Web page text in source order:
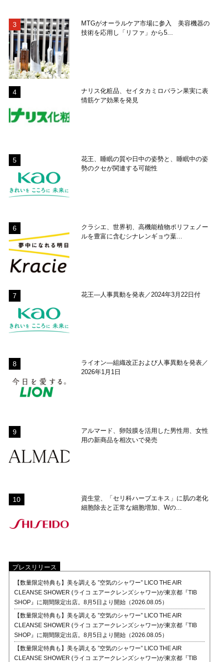
MTGがオーラルケア市場に参入 美容機器の
技術を応用し「リファ」から5...
ナリス化粧品、セイタカミロバラン果実に表
情筋ケア効果を発見
花王、睡眠の質や日中の姿勢と、睡眠中の姿
勢のクセが関連する可能性
クラシエ、世界初、高機能植物ポリフェノー
ルを豊富に含むシナレンギョウ葉...
花王―人事異動を発表／2024年3月22日付
ライオン―組織改正および人事異動を発表／
2026年1月1日
アルマード、卵殻膜を活用した男性用、女性
用の新商品を相次いで発売
資生堂、「セリ科ハーブエキス」に肌の老化
細胞除去と正常な細胞増加、Wの...
プレスリリース
【数量限定特典も】美を調える ”空気のシャワー” LICO THE AIR
CLEANSE SHOWER (ライコ エアークレンズシャワー)が東京都『TIB
SHOP』に期間限定出店。8月5日より開始（2026.08.05）
【数量限定特典も】美を調える ”空気のシャワー” LICO THE AIR
CLEANSE SHOWER (ライコ エアークレンズシャワー)が東京都『TIB
SHOP』に期間限定出店。8月5日より開始（2026.08.05）
【数量限定特典も】美を調える ”空気のシャワー” LICO THE AIR
CLEANSE SHOWER (ライコ エアークレンズシャワー)が東京都『TIB